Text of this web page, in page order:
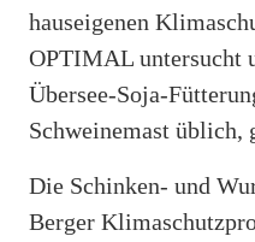
hauseigenen
OPTIMAL untersucht
Übersee-Soja-
Schweinemast üblich,
Die Schinken- und
Berger